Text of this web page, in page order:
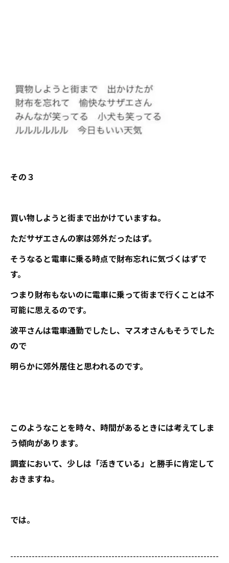
その３
買い物しようと街まで出かけていますね。
ただサザエさんの家は郊外だったはず。
そうなると電車に乗る時点で財布忘れに気づくはずで
す。
つまり財布もないのに電車に乗って街まで行くことは不
可能に思えるのです。
波平さんは電車通勤でしたし、マスオさんもそうでした
ので
明らかに郊外居住と思われるのです。
このようなことを時々、時間があるときには考えてしま
う傾向があります。
調査において、少しは「活きている」と勝手に肯定して
おきますね。
では。
--------------------------------------------------------------------